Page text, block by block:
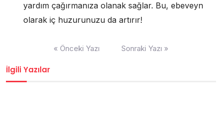
yardım çağırmanıza olanak sağlar. Bu, ebeveyn
olarak iç huzurunuzu da artırır!
« Önceki Yazı Sonraki Yazı »
İlgili Yazılar